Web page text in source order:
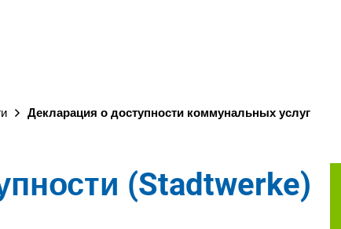
Декларация о доступности коммунальных услуг
(Stadtwerke)